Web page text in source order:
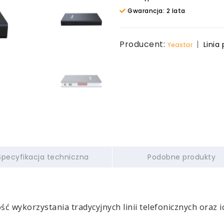
Gwarancja: 2 lata
Producent: Yeastar Linia
techniczna Podobne produkty
wykorzystania tradycyjnych linii telefonicznych oraz